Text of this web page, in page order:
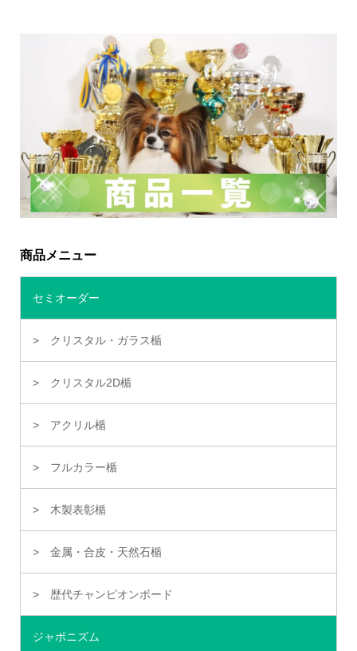
商品メニュー
セミオーダー
クリスタル・ガラス楯
クリスタル2D楯
アクリル楯
フルカラー楯
木製表彰楯
金属・合皮・天然石楯
歴代チャンピオンボード
ジャポニズム